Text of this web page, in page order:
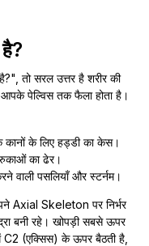
तो सरल उत्तर है शरीर की
पेल्विस तक फैला होता है।
के लिए हड्डी का केस।
का ढेर।
वाली पसलियाँ और स्टर्नम।
Axial Skeleton पर निर्भर
बनी रहे। खोपड़ी सबसे ऊपर
(एक्सिस) के ऊपर बैठती है,